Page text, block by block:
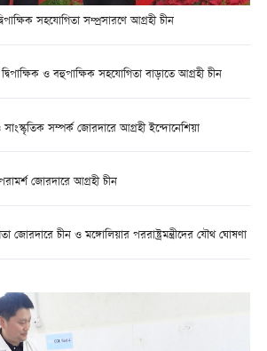
সহযোগিতা সম্প্রসারণে আগ্রহী চীন
ও বহুপাক্ষিক সহযোগিতা বাড়াতে আগ্রহী চীন
সাংস্কৃতিক সম্পর্ক জোরদারে আগ্রহী ইন্দোনেশিয়া
জোরদারে আগ্রহী চীন
জোরদারে চীন ও মঙ্গোলিয়ার পররাষ্ট্রমন্ত্রীদের যৌথ ঘোষণা